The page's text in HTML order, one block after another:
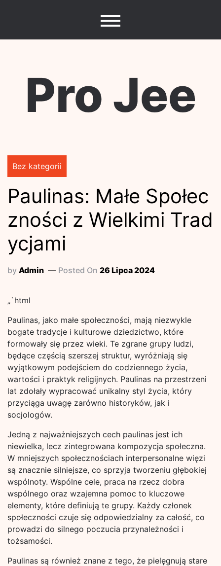
Pro Jee
Bez kategorii
Paulinas: Małe Społec
zności z Wielkimi Trad
ycjami
by Admin Posted On 26 Lipca 2024
„`html
Paulinas, jako małe społeczności, mają niezwykle
bogate tradycje i kulturowe dziedzictwo, które
formowały się przez wieki. Te zgrane grupy ludzi,
będące częścią szerszej struktur, wyróżniają się
wyjątkowym podejściem do codziennego życia,
wartości i praktyk religijnych. Paulinas na przestrzeni
lat zdołały wypracować unikalny styl życia, który
przyciąga uwagę zarówno historyków, jak i
socjologów.
Jedną z najważniejszych cech paulinas jest ich
niewielka, lecz zintegrowana kompozycja społeczna.
W mniejszych społecznościach interpersonalne więzi
są znacznie silniejsze, co sprzyja tworzeniu głębokiej
wspólnoty. Wspólne cele, praca na rzecz dobra
wspólnego oraz wzajemna pomoc to kluczowe
elementy, które definiują te grupy. Każdy członek
społeczności czuje się odpowiedzialny za całość, co
prowadzi do silnego poczucia przynależności i
tożsamości.
Paulinas są również znane z tego, że pielęgnują stare